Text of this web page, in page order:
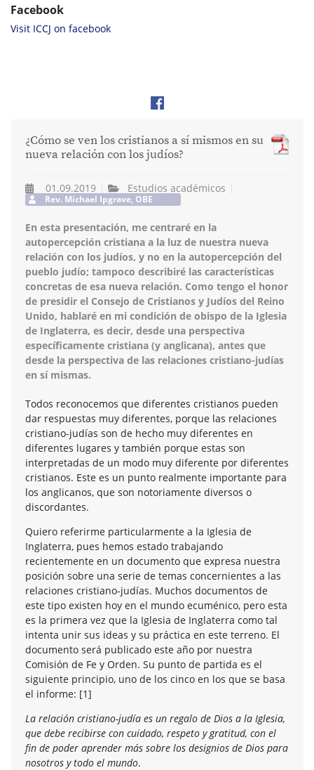
Facebook
Visit ICCJ on facebook
¿Cómo se ven los cristianos a sí mismos en su
nueva relación con los judíos?
01.09.2019 Estudios académicos
Rev. Michael Ipgrave, OBE
En esta presentación, me centraré en la
autopercepción cristiana a la luz de nuestra nueva
relación con los judíos, y no en la autopercepción del
pueblo judío; tampoco describiré las características
concretas de esa nueva relación. Como tengo el honor
de presidir el Consejo de Cristianos y Judíos del Reino
Unido, hablaré en mi condición de obispo de la Iglesia
de Inglaterra, es decir, desde una perspectiva
específicamente cristiana (y anglicana), antes que
desde la perspectiva de las relaciones cristiano-judías
en sí mismas.
Todos reconocemos que diferentes cristianos pueden
dar respuestas muy diferentes, porque las relaciones
cristiano-judías son de hecho muy diferentes en
diferentes lugares y también porque estas son
interpretadas de un modo muy diferente por diferentes
cristianos. Este es un punto realmente importante para
los anglicanos, que son notoriamente diversos o
discordantes.
Quiero referirme particularmente a la Iglesia de
Inglaterra, pues hemos estado trabajando
recientemente en un documento que expresa nuestra
posición sobre una serie de temas concernientes a las
relaciones cristiano-judías. Muchos documentos de
este tipo existen hoy en el mundo ecuménico, pero esta
es la primera vez que la Iglesia de Inglaterra como tal
intenta unir sus ideas y su práctica en este terreno. El
documento será publicado este año por nuestra
Comisión de Fe y Orden. Su punto de partida es el
siguiente principio, uno de los cinco en los que se basa
el informe: [1]
La relación cristiano-judía es un regalo de Dios a la Iglesia,
que debe recibirse con cuidado, respeto y gratitud, con el
fin de poder aprender más sobre los designios de Dios para
nosotros y todo el mundo.